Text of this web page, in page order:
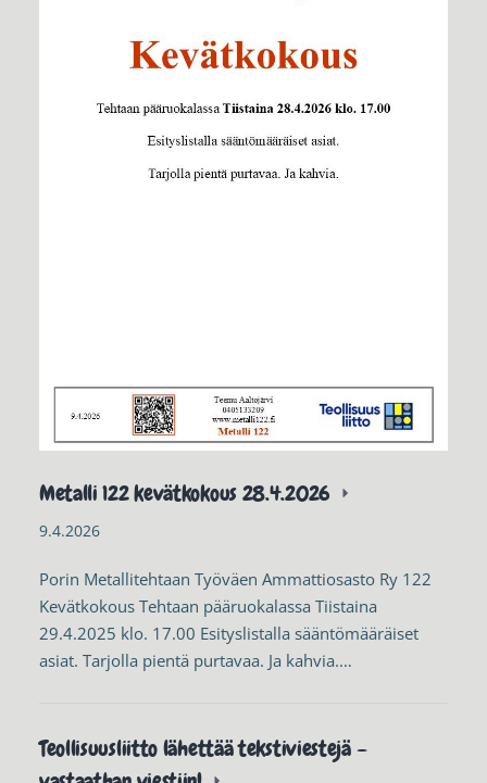
Metalli 122 kevätkokous 28.4.2026
9.4.2026
Porin Metallitehtaan Työväen Ammattiosasto Ry 122
Kevätkokous Tehtaan pääruokalassa Tiistaina
29.4.2025 klo. 17.00 Esityslistalla sääntömääräiset
asiat. Tarjolla pientä purtavaa. Ja kahvia.…
Teollisuusliitto lähettää tekstiviestejä –